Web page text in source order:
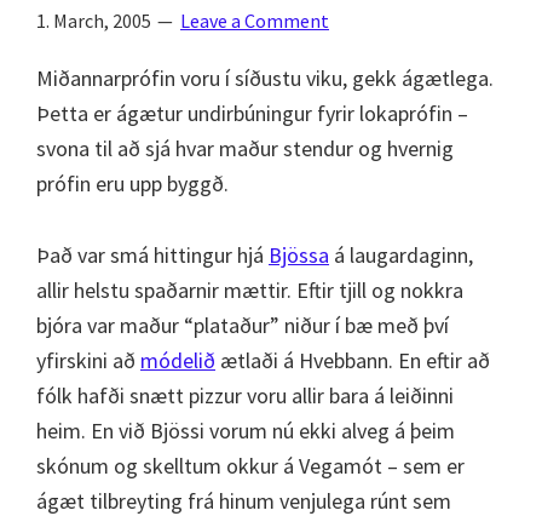
1. March, 2005 Leave a Comment
Miðannarprófin voru í síðustu viku, gekk ágætlega.
Þetta er ágætur undirbúningur fyrir lokaprófin –
svona til að sjá hvar maður stendur og hvernig
prófin eru upp byggð.
Það var smá hittingur hjá Bjössa á laugardaginn,
allir helstu spaðarnir mættir. Eftir tjill og nokkra
bjóra var maður “plataður” niður í bæ með því
yfirskini að módelið ætlaði á Hvebbann. En eftir að
fólk hafði snætt pizzur voru allir bara á leiðinni
heim. En við Bjössi vorum nú ekki alveg á þeim
skónum og skelltum okkur á Vegamót – sem er
ágæt tilbreyting frá hinum venjulega rúnt sem